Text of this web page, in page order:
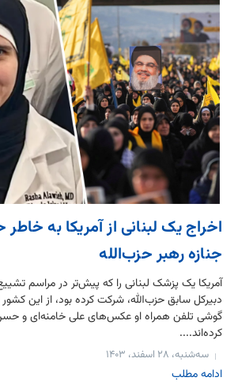
اخراج یک لبنانی از آمریکا به
جنازه رهبر حزب‌الله
آمریکا یک پزشک لبنانی را که پیش‌تر در مراسم
دبیرکل سابق حزب‌الله، شرکت کرده بود، از این کشور
گوشی تلفن همراه او عکس‌های علی خامنه‌ای و حسن
کرده‌اند....
سه‌شنبه، ۲۸ اسفند، ۱۴۰۳
ادامه مطلب